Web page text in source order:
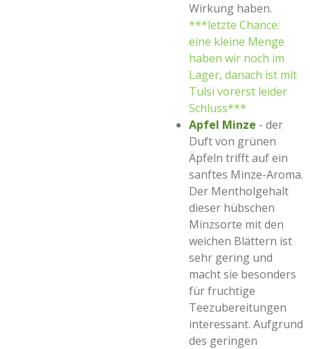
Wirkung haben.
***letzte Chance:
eine kleine Menge
haben wir noch im
Lager, danach ist mit
Tulsi vorerst leider
Schluss***
Apfel Minze - der
Duft von grünen
Äpfeln trifft auf ein
sanftes Minze-Aroma.
Der Mentholgehalt
dieser hübschen
Minzsorte mit den
weichen Blättern ist
sehr gering und
macht sie besonders
für fruchtige
Teezubereitungen
interessant. Aufgrund
des geringen